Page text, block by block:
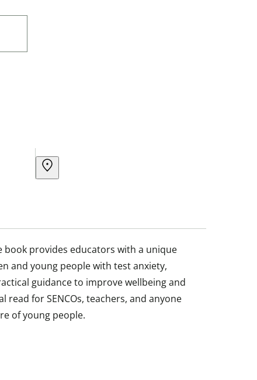
book provides educators with a unique
and young people with test anxiety,
guidance to improve wellbeing and
read for SENCOs, teachers, and anyone
of young people.